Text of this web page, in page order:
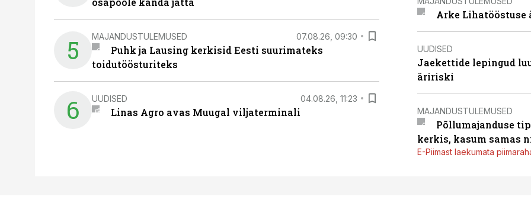
5 MAJANDUSTULEMUSED 07.08.26, 09:30
Puhk ja Lausing kerkisid Eesti suurimateks
toidutöösturiteks
6 UUDISED 04.08.26, 11:23
Linas Agro avas Muugal viljaterminali
Arke Lihatööstuse
UUDISED
Jaekettide lepingud
äririski
MAJANDUSTULEMUSED
Põllumajanduse
kerkis, kasum samas
E-Piimast laekumata